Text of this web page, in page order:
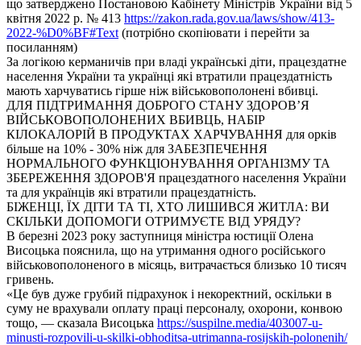
що затверджено Постановою Кабінету Міністрів України від 5
квітня 2022 р. № 413 https://zakon.rada.gov.ua/laws/show/413-
2022-%D0%BF#Text(потрібно скопіювати і перейти за
посиланням)
За логікою керманичів при владі українські діти, працездатне
населення України та українці які втратили працездатність
мають харчуватись гірше ніж військовополонені вбивці.
ДЛЯ ПІДТРИМАННЯ ДОБРОГО СТАНУ ЗДОРОВ’Я
ВІЙСЬКОВОПОЛОНЕНИХ ВБИВЦЬ, НАБІР
КІЛОКАЛОРІЙ В ПРОДУКТАХ ХАРЧУВАННЯ для орків
більше на 10% - 30% ніж для ЗАБЕЗПЕЧЕННЯ
НОРМАЛЬНОГО ФУНКЦІОНУВАННЯ ОРГАНІЗМУ ТА
ЗБЕРЕЖЕННЯ ЗДОРОВ'Я працездатного населення України
та для українців які втратили працездатність.
БІЖЕНЦІ, ЇХ ДІТИ ТА ТІ, ХТО ЛИШИВСЯ ЖИТЛА: ВИ
СКІЛЬКИ ДОПОМОГИ ОТРИМУЄТЕ ВІД УРЯДУ?
В березні 2023 року заступниця міністра юстиції Олена
Висоцька пояснила, що на утримання одного російського
військовополоненого в місяць, витрачається близько 10 тисяч
гривень.
«Це був дуже грубий підрахунок і некоректний, оскільки в
суму не врахували оплату праці персоналу, охорони, конвою
тощо, — сказала Висоцька https://suspilne.media/403007-u-
minusti-rozpovili-u-skilki-obhoditsa-utrimanna-rosijskih-polonenih/